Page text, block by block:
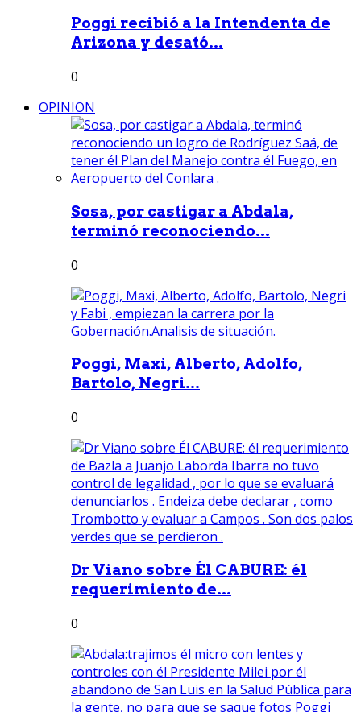
Poggi recibió a la Intendenta de
Arizona y desató...
0
OPINION
Sosa, por castigar a Abdala,
terminó reconociendo...
0
Poggi, Maxi, Alberto, Adolfo,
Bartolo, Negri...
0
Dr Viano sobre Él CABURE: él
requerimiento de...
0